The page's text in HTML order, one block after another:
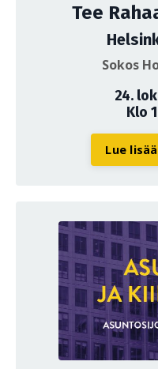
Tee
Sokos
24.
Klo
Lue